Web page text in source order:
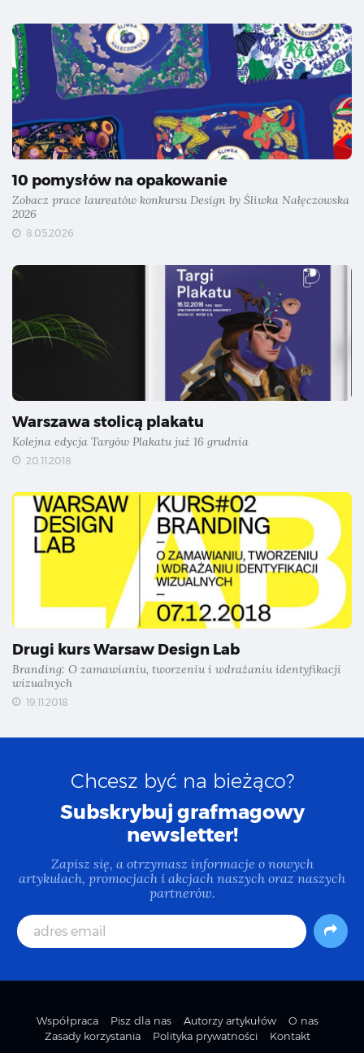
10 pomysłów na opakowanie
Zobacz prace laureatów konkursu Design by Śliwka Nałęczowska
2026
8.05.2026
Warszawa stolicą plakatu
Kolejna edycja Targów Plakatu już 16 grudnia
20.11.2018
Drugi kurs Warsaw Design Lab
Branding: O zamawianiu, tworzeniu i wdrażaniu identyfikacji
wizualnych
19.11.2018
Chcesz być na bieżąco?
Subskrybuj grafmagowy
newsletter!
Zapisz się, a otrzymasz informacje o nowych
artykułach, promocjach i akcjach naszych oraz naszych
partnerów.
Współpraca Pisz dla nas Autorzy artykułów
O nas
Zasady korzystania
Polityka prywatności Kontakt